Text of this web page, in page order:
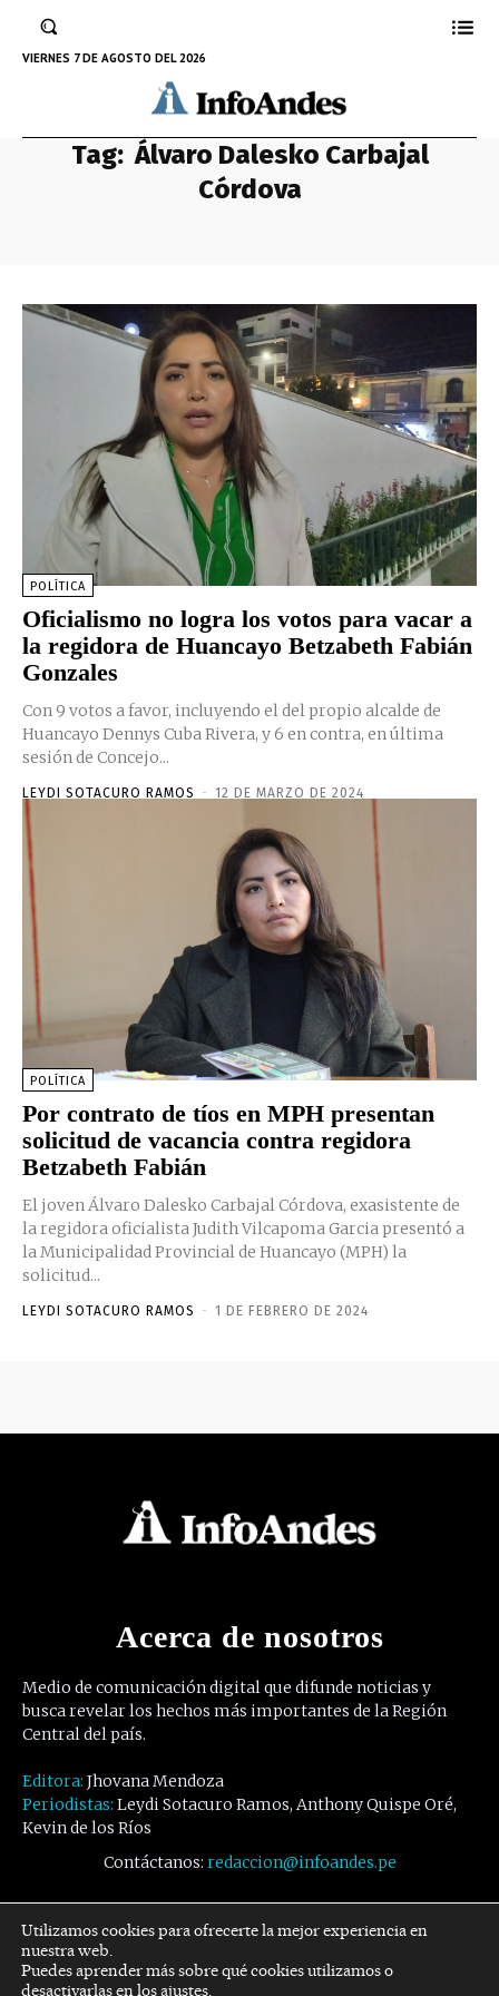
VIERNES 7 DE AGOSTO DEL 2026
Tag: Álvaro Dalesko Carbajal
Córdova
POLÍTICA
Oficialismo no logra los votos para vacar a
la regidora de Huancayo Betzabeth Fabián
Gonzales
Con 9 votos a favor, incluyendo el del propio alcalde de
Huancayo Dennys Cuba Rivera, y 6 en contra, en última
sesión de Concejo...
LEYDI SOTACURO RAMOS - 12 DE MARZO DE 2024
POLÍTICA
Por contrato de tíos en MPH presentan
solicitud de vacancia contra regidora
Betzabeth Fabián
El joven Álvaro Dalesko Carbajal Córdova, exasistente de
la regidora oficialista Judith Vilcapoma Garcia presentó a
la Municipalidad Provincial de Huancayo (MPH) la
solicitud...
LEYDI SOTACURO RAMOS - 1 DE FEBRERO DE 2024
Acerca de nosotros
Medio de comunicación digital que difunde noticias y
busca revelar los hechos más importantes de la Región
Central del país.
Editora: Jhovana Mendoza
Periodistas: Leydi Sotacuro Ramos, Anthony Quispe Oré,
Kevin de los Ríos
Contáctanos: redaccion@infoandes.pe
Síguenos
Facebook Twitter Youtube
Utilizamos cookies para ofrecerte la mejor experiencia en
nuestra web.
Puedes aprender más sobre qué cookies utilizamos o
desactivarlas en losajustes.